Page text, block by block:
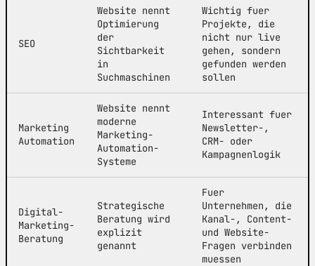
SEO
Website nennt
Optimierung
der
Sichtbarkeit
in
Suchmaschinen
Wichtig fuer
Projekte, die
nicht nur live
gehen, sondern
gefunden werden
sollen
Marketing
Automation
Website nennt
moderne
Marketing-
Automation-
Systeme
Interessant fuer
Newsletter-,
CRM- oder
Kampagnenlogik
Digital-
Marketing-
Beratung
Strategische
Beratung wird
explizit
genannt
Fuer
Unternehmen, die
Kanal-, Content-
und Website-
Fragen verbinden
muessen